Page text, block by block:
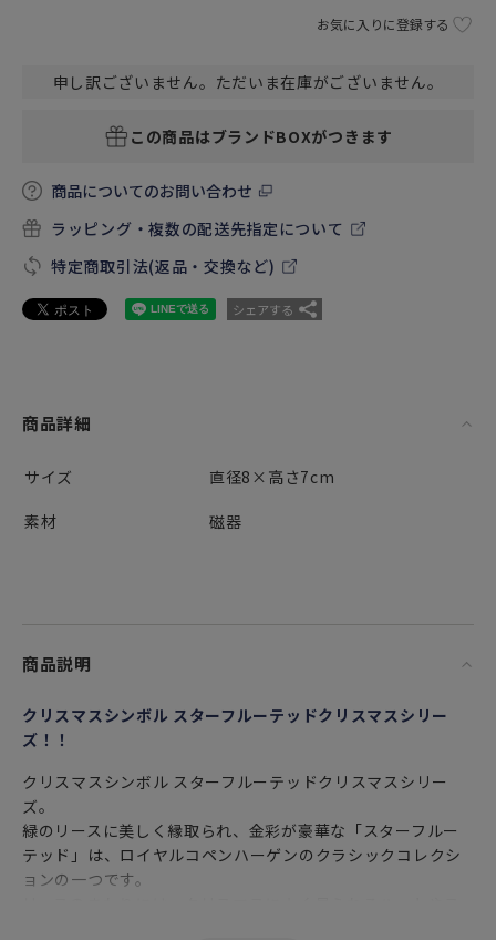
お気に入りに登録する
申し訳ございません。ただいま在庫がございません。
この商品はブランドBOXがつきます
商品についてのお問い合わせ
ラッピング・複数の配送先指定について
特定商取引法(返品・交換など)
シェアする
商品詳細
サイズ
直径8×高さ7cm
素材
磁器
商品説明
クリスマスシンボル スターフルーテッドクリスマスシリー
ズ！！
クリスマスシンボル スターフルーテッドクリスマスシリー
ズ。
緑のリースに美しく縁取られ、金彩が豪華な「スターフルー
テッド」は、ロイヤルコペンハーゲンのクラシックコレクシ
ョンの一つです。